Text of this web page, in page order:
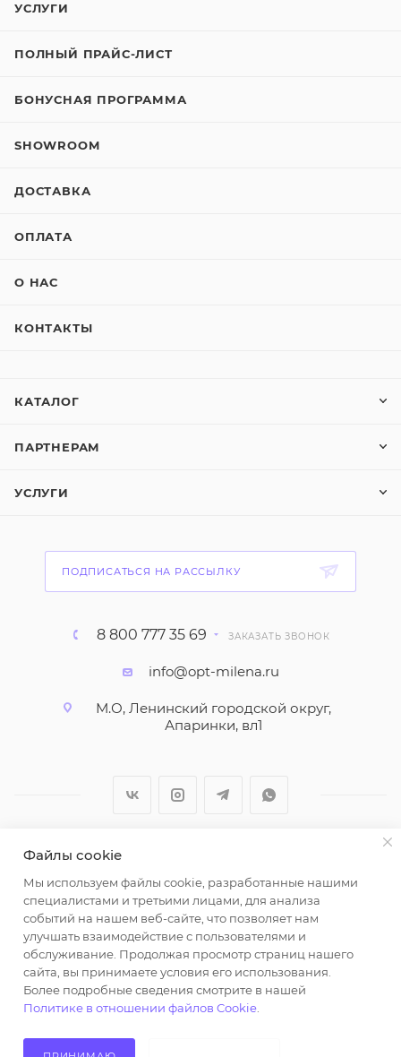
УСЛУГИ
ПОЛНЫЙ ПРАЙС-ЛИСТ
БОНУСНАЯ ПРОГРАММА
SHOWROOM
ДОСТАВКА
ОПЛАТА
О НАС
КОНТАКТЫ
КАТАЛОГ
ПАРТНЕРАМ
УСЛУГИ
ПОДПИСАТЬСЯ НА РАССЫЛКУ
8 800 777 35 69 ЗАКАЗАТЬ ЗВОНОК
info@opt-milena.ru
М.О, Ленинский городской округ,
Апаринки, вл1
2026 © ООО "Вайт Текстиль групп"
Любая информация на сайте носит справочный
характер и не является публичной офертой
определяемой положениями пункта 2 статьи 437
Гражданского кодекса Российской Федерации.
Использование любых материалов, опубликованных
на https://opt-milena.ru, допустимо только при
наличии письменного разрешения редакции и
активной ссылки на https://opt-milena.ru
Файлы cookie
Мы используем файлы cookie, разработанные нашими
специалистами и третьими лицами, для анализа
событий на нашем веб-сайте, что позволяет нам
улучшать взаимодействие с пользователями и
обслуживание. Продолжая просмотр страниц нашего
сайта, вы принимаете условия его использования.
Более подробные сведения смотрите в нашей
Политике в отношении файлов Cookie